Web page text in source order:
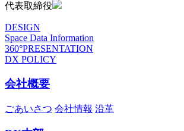
代表取締役
DESIGN
Space Data Information
360°PRESENTATION
DX POLICY
会社概要
ごあいさつ 会社情報 沿革